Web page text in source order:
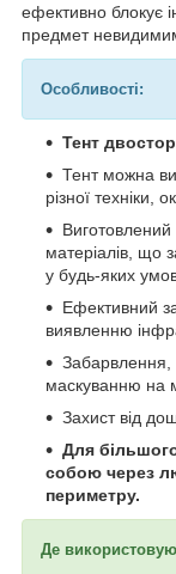
ефективно блокує
предмет
Особливості:
Тент
Тент можна
різної техніки,
Виготовлений
матеріалів, що
у будь-яких
Ефективний
виявленню
Забарвлення,
маскуванню на
Захист від
Для
собою через
периметру.
Де